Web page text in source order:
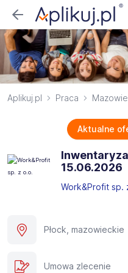
Aplikuj.pl Praca
Aktualne
15.06.2026​
Work&Profit sp.
Płock, mazowieckie
Umowa zlecenie